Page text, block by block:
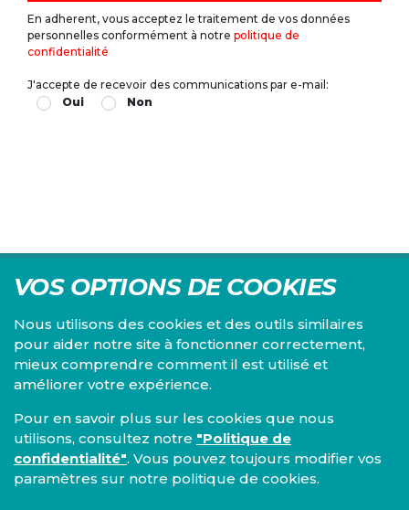
En adherent, vous acceptez le traitement de vos données
personnelles conformément à notre politique de
confidentialité
J'accepte de recevoir des communications par e-mail:
Oui
Non
VOS OPTIONS DE COOKIES
Nous utilisons des cookies et des outils similaires
pour aider notre site à fonctionner correctement,
mieux comprendre comment il est utilisé et
améliorer votre expérience.
Pour en savoir plus sur les cookies que nous
utilisons, consultez notre "Politique de
confidentialité". Vous pouvez toujours modifier vos
paramètres sur notre politique de cookies.
Centre d'études du PS, l'Institut Emile Vandervelde se
consacre à la recherche sur toutes les questions d'ordre
économique, social, financier, administratif, politique,
éthique, juridique et environnemental.
IEV